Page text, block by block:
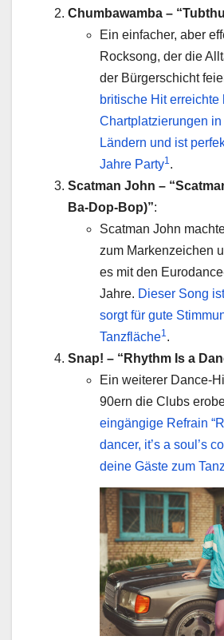
Chumbawamba –
Ein einfacher, aber
Rocksong, der die
der Bürgerschicht
britische Hit erreichte
Chartplatzierungen
Ländern und ist
Jahre Party1.
Scatman John –
Ba-Dop-Bop)”:
Scatman John
zum Markenzeichen
es mit den
Jahre. Dieser Song
sorgt für gute
Tanzfläche1.
Snap! – “Rhythm Is a
Ein weiterer Dance-
90ern die Clubs
eingängige Refrain
dancer, it’s a soul’s
deine Gäste zum